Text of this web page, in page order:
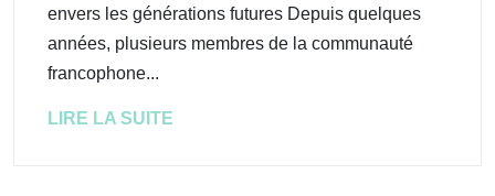
envers les générations futures Depuis quelques
années, plusieurs membres de la communauté
francophone...
LIRE LA SUITE